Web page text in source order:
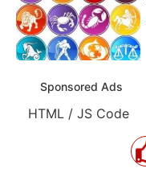
Sponsored Ads
HTML / JS Code